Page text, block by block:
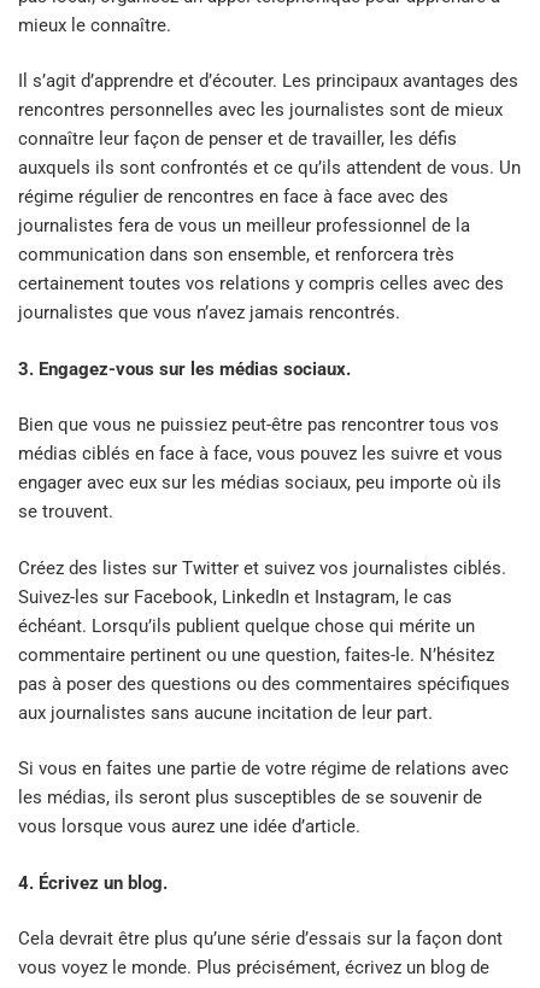
mieux le connaître.
Il s’agit d’apprendre et d’écouter. Les principaux avantages des
rencontres personnelles avec les journalistes sont de mieux
connaître leur façon de penser et de travailler, les défis
auxquels ils sont confrontés et ce qu’ils attendent de vous. Un
régime régulier de rencontres en face à face avec des
journalistes fera de vous un meilleur professionnel de la
communication dans son ensemble, et renforcera très
certainement toutes vos relations y compris celles avec des
journalistes que vous n’avez jamais rencontrés.
3. Engagez-vous sur les médias sociaux.
Bien que vous ne puissiez peut-être pas rencontrer tous vos
médias ciblés en face à face, vous pouvez les suivre et vous
engager avec eux sur les médias sociaux, peu importe où ils
se trouvent.
Créez des listes sur Twitter et suivez vos journalistes ciblés.
Suivez-les sur Facebook, LinkedIn et Instagram, le cas
échéant. Lorsqu’ils publient quelque chose qui mérite un
commentaire pertinent ou une question, faites-le. N’hésitez
pas à poser des questions ou des commentaires spécifiques
aux journalistes sans aucune incitation de leur part.
Si vous en faites une partie de votre régime de relations avec
les médias, ils seront plus susceptibles de se souvenir de
vous lorsque vous aurez une idée d’article.
4. Écrivez un blog.
Cela devrait être plus qu’une série d’essais sur la façon dont
vous voyez le monde. Plus précisément, écrivez un blog de